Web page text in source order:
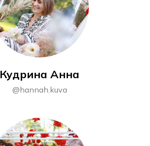
Кудрина Анна
@hannah.kuva